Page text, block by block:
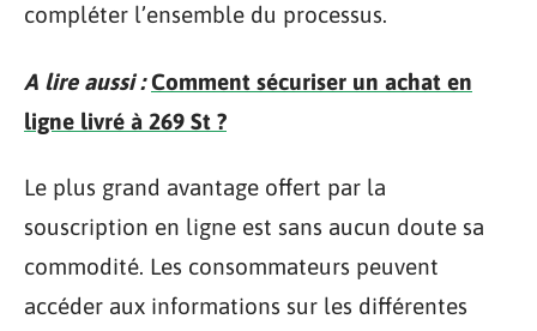
compléter l’ensemble du processus.
A lire aussi : Comment sécuriser un achat en
ligne livré à 269 St ?
Le plus grand avantage offert par la
souscription en ligne est sans aucun doute sa
commodité. Les consommateurs peuvent
accéder aux informations sur les différentes